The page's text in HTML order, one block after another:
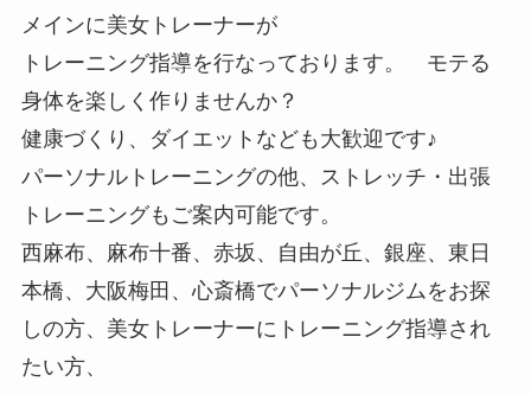
メインに美女トレーナーが
トレーニング指導を行なっております。 モテる
身体を楽しく作りませんか？
健康づくり、ダイエットなども大歓迎です♪
パーソナルトレーニングの他、ストレッチ・出張
トレーニングもご案内可能です。
西麻布、麻布十番、赤坂、自由が丘、銀座、東日
本橋、大阪梅田、心斎橋でパーソナルジムをお探
しの方、美女トレーナーにトレーニング指導され
たい方、